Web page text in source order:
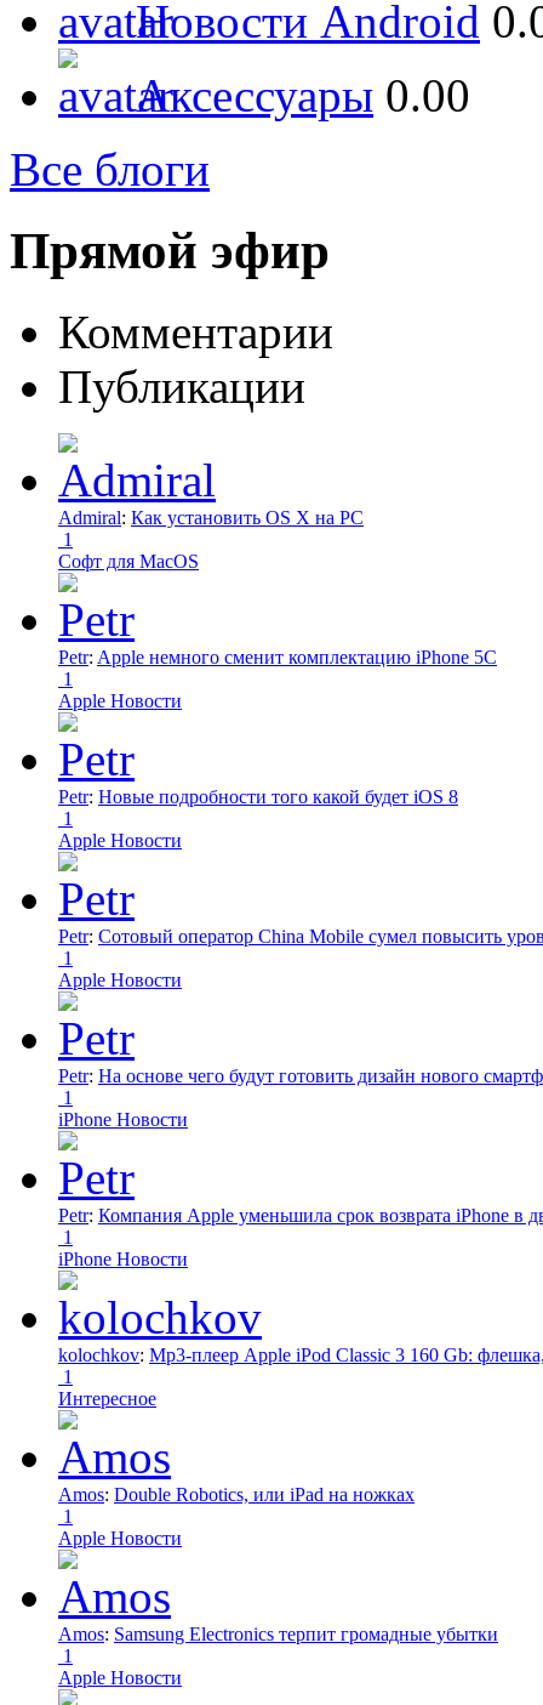
Новости Android
Аксессуары 0.00
Все блоги
Прямой эфир
Комментарии
Публикации
Admiral: Как установить OS X на PC
1
Софт для MacOS
Petr: Apple немного сменит комплектацию iPhone 5C
1
Apple Новости
Petr: Новые подробности того какой будет iOS 8
1
Apple Новости
Petr: Сотовый оператор China Mobile сумел повысить
1
Apple Новости
Petr: На основе чего будут готовить дизайн нового
1
iPhone Новости
Petr: Компания Apple уменьшила срок возврата iPhone в
1
iPhone Новости
kolochkov: Mp3-плеер Apple iPod Classic 3 160 Gb:
1
Интересное
Amos: Double Robotics, или iPad на ножках
1
Apple Новости
Amos: Samsung Electronics терпит громадные убытки
1
Apple Новости